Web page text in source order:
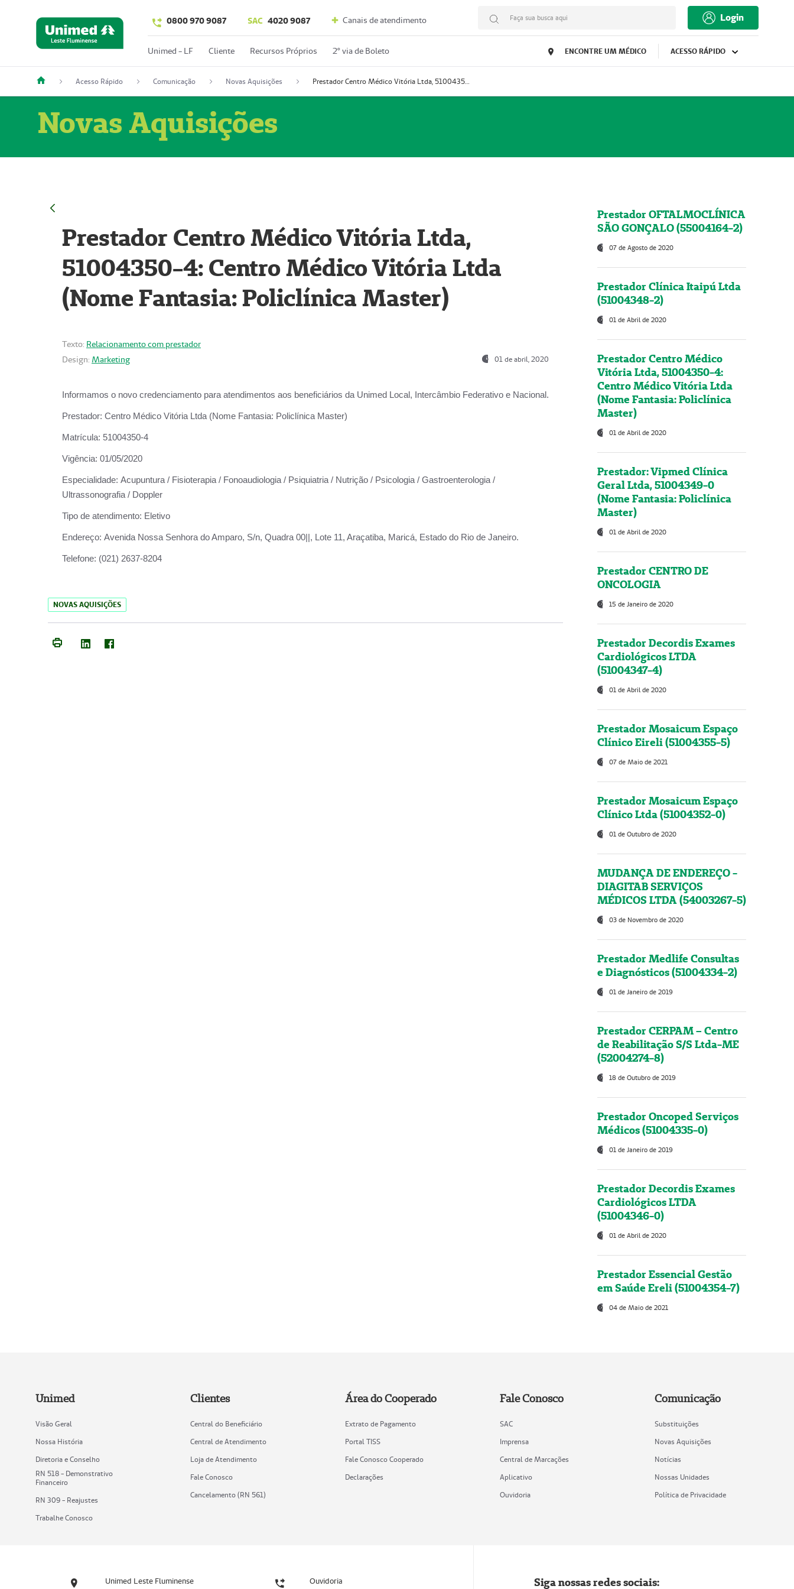
0800 970 9087 SAC 4020 9087 Canais de atendimento Faça sua busca aqui Login
Unimed - LF Cliente Recursos Próprios 2º via de Boleto ENCONTRE UM MÉDICO ACESSO RÁPIDO
Acesso Rápido Comunicação Novas Aquisições Prestador Centro Médico Vitória Ltda, 51004350-4: Centro Médico Vitória Ltda (Nome Fantasia: Policlínica Master)
Novas Aquisições
Prestador Centro Médico Vitória Ltda,
51004350-4: Centro Médico Vitória Ltda
(Nome Fantasia: Policlínica Master)
Texto: Relacionamento com prestador
Design: Marketing 01 de abril, 2020
Informamos o novo credenciamento para atendimentos aos beneficiários da Unimed Local, Intercâmbio Federativo e Nacional.
Prestador: Centro Médico Vitória Ltda (Nome Fantasia: Policlínica Master)
Matrícula: 51004350-4
Vigência: 01/05/2020
Especialidade: Acupuntura / Fisioterapia / Fonoaudiologia / Psiquiatria / Nutrição / Psicologia / Gastroenterologia /
Ultrassonografia / Doppler
Tipo de atendimento: Eletivo
Endereço: Avenida Nossa Senhora do Amparo, S/n, Quadra 00||, Lote 11, Araçatiba, Maricá, Estado do Rio de Janeiro.
Telefone: (021) 2637-8204
NOVAS AQUISIÇÕES
Prestador OFTALMOCLÍNICA
SÃO GONÇALO (55004164-2)
07 de Agosto de 2020
Prestador Clínica Itaipú Ltda
(51004348-2)
01 de Abril de 2020
Prestador Centro Médico
Vitória Ltda, 51004350-4:
Centro Médico Vitória Ltda
(Nome Fantasia: Policlínica
Master)
01 de Abril de 2020
Prestador: Vipmed Clínica
Geral Ltda, 51004349-0
(Nome Fantasia: Policlínica
Master)
01 de Abril de 2020
Prestador CENTRO DE
ONCOLOGIA
15 de Janeiro de 2020
Prestador Decordis Exames
Cardiológicos LTDA
(51004347-4)
01 de Abril de 2020
Prestador Mosaicum Espaço
Clínico Eireli (51004355-5)
07 de Maio de 2021
Prestador Mosaicum Espaço
Clínico Ltda (51004352-0)
01 de Outubro de 2020
MUDANÇA DE ENDEREÇO -
DIAGITAB SERVIÇOS
MÉDICOS LTDA (54003267-5)
03 de Novembro de 2020
Prestador Medlife Consultas
e Diagnósticos (51004334-2)
01 de Janeiro de 2019
Prestador CERPAM – Centro
de Reabilitação S/S Ltda-ME
(52004274-8)
18 de Outubro de 2019
Prestador Oncoped Serviços
Médicos (51004335-0)
01 de Janeiro de 2019
Prestador Decordis Exames
Cardiológicos LTDA
(51004346-0)
01 de Abril de 2020
Prestador Essencial Gestão
em Saúde Ereli (51004354-7)
04 de Maio de 2021
Unimed
Visão Geral
Nossa História
Diretoria e Conselho
RN 518 - Demonstrativo
Financeiro
RN 309 - Reajustes
Trabalhe Conosco
Clientes
Central do Beneficiário
Central de Atendimento
Loja de Atendimento
Fale Conosco
Cancelamento (RN 561)
Área do Cooperado
Extrato de Pagamento
Portal TISS
Fale Conosco Cooperado
Declarações
Fale Conosco
SAC
Imprensa
Central de Marcações
Aplicativo
Ouvidoria
Comunicação
Substituições
Novas Aquisições
Notícias
Nossas Unidades
Política de Privacidade
Unimed Leste Fluminense Ouvidoria Siga nossas redes sociais: